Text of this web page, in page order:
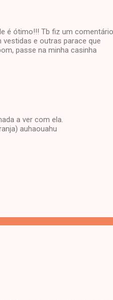
é ótimo!!! Tb fiz um comentário
vestidas e outras parace que
passe na minha casinha
a ver com ela.
auhaouahu